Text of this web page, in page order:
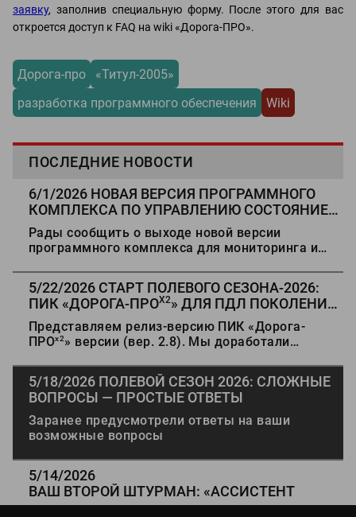
заявку, заполнив специальную форму. После этого для вас
откроется доступ к FAQ на wiki «Дорога-ПРО».
ПОСЛЕДНИЕ НОВОСТИ
6/1/2026 НОВАЯ ВЕРСИЯ ПРОГРАММНОГО
КОМПЛЕКСА ПО УПРАВЛЕНИЮ СОСТОЯНИЕМ
АВТОМОБИЛЬНЫХ ДОРОГ И
ИСКУССТВЕННЫХ СООРУЖЕНИЙ «ТИТУЛ-
ПРО» (№144)
Рады сообщить о выходе новой версии
программного комплекса для мониторинга и
искусственных сооружений «Титул-ПРО» (версия
№144).
5/22/2026 СТАРТ ПОЛЕВОГО СЕЗОНА-2026:
ПИК «ДОРОГА-ПРОX2» ДЛЯ ПДЛ ПОКОЛЕНИЯ
«ТРАССА-2»
Представляем релиз-версию ПИК «Дорога-
ПРОx2» версии (вер. 2.8). Мы доработали
диагностики и паспортизации дорог, повысили
надёжность и стабильность работы,
модернизировали архитектуру ПО,
оптимизировали опрос датчиков и провели
комплексное тестирование, чтобы вы могли
уверенно использовать систему в новом
полевом сезоне.
5/18/2026 ПОЛЕВОЙ СЕЗОН 2026: СЛОЖНЫЕ
ВОПРОСЫ — ПРОСТЫЕ ОТВЕТЫ
Заранее предусмотрели ответы на ваши
возможные вопросы
5/14/2026
ВАШ ВТОРОЙ ШТУРМАН: «АССИСТЕНТ
ВОДИТЕЛЯ» ОТ ПИК «ДОРОГА-ПРОХ2»
Дорога-про
«Титул-2005»
разработка программного обеспечения
Wiki